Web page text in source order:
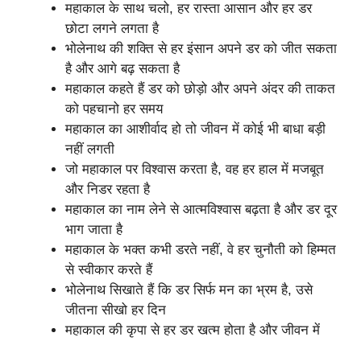
महाकाल के साथ चलो, हर रास्ता आसान और हर डर
छोटा लगने लगता है
भोलेनाथ की शक्ति से हर इंसान अपने डर को जीत सकता
है और आगे बढ़ सकता है
महाकाल कहते हैं डर को छोड़ो और अपने अंदर की ताकत
को पहचानो हर समय
महाकाल का आशीर्वाद हो तो जीवन में कोई भी बाधा बड़ी
नहीं लगती
जो महाकाल पर विश्वास करता है, वह हर हाल में मजबूत
और निडर रहता है
महाकाल का नाम लेने से आत्मविश्वास बढ़ता है और डर दूर
भाग जाता है
महाकाल के भक्त कभी डरते नहीं, वे हर चुनौती को हिम्मत
से स्वीकार करते हैं
भोलेनाथ सिखाते हैं कि डर सिर्फ मन का भ्रम है, उसे
जीतना सीखो हर दिन
महाकाल की कृपा से हर डर खत्म होता है और जीवन में